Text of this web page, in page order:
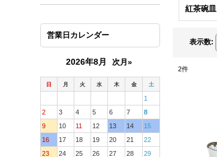
営業日カレンダー
2026年8月 次月»
日 月 火 水 木 金 土
1
2
3 4 5 6 7
8
9
10 11 12 13 14
15
16
17 18 19 20 21
22
23
24 25 26 27 28
29
紅茶碗皿
表示数:
2件